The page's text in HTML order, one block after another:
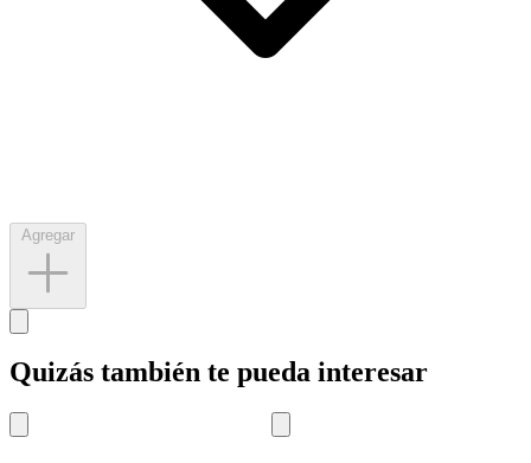
Quizás también te pueda interesar